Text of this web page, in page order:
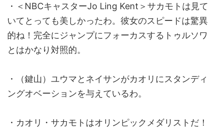
・＜NBCキャスターJo Ling Kent＞サカモトは見て
いてとっても美しかったわ。彼女のスピードは驚異
的ね！完全にジャンプにフォーカスするトゥルソワ
とはかなり対照的。
・（鍵山）ユウマとネイサンがカオリにスタンディ
ングオベーションを与えているわ。
・カオリ・サカモトはオリンピックメダリストだ！